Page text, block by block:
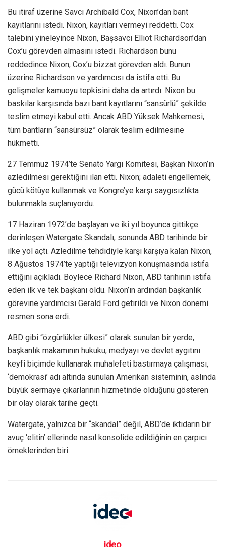
Bu itiraf üzerine Savcı Archibald Cox, Nixon’dan bant
kayıtlarını istedi. Nixon, kayıtları vermeyi reddetti. Cox
talebini yineleyince Nixon, Başsavcı Elliot Richardson’dan
Cox’u görevden almasını istedi. Richardson bunu
reddedince Nixon, Cox’u bizzat görevden aldı. Bunun
üzerine Richardson ve yardımcısı da istifa etti. Bu
gelişmeler kamuoyu tepkisini daha da artırdı. Nixon bu
baskılar karşısında bazı bant kayıtlarını “sansürlü” şekilde
teslim etmeyi kabul etti. Ancak ABD Yüksek Mahkemesi,
tüm bantların “sansürsüz” olarak teslim edilmesine
hükmetti.
27 Temmuz 1974’te Senato Yargı Komitesi, Başkan Nixon’ın
azledilmesi gerektiğini ilan etti. Nixon; adaleti engellemek,
gücü kötüye kullanmak ve Kongre’ye karşı saygısızlıkta
bulunmakla suçlanıyordu.
17 Haziran 1972’de başlayan ve iki yıl boyunca gittikçe
derinleşen Watergate Skandalı, sonunda ABD tarihinde bir
ilke yol açtı. Azledilme tehdidiyle karşı karşıya kalan Nixon,
8 Ağustos 1974’te yaptığı televizyon konuşmasında istifa
ettiğini açıkladı. Böylece Richard Nixon, ABD tarihinin istifa
eden ilk ve tek başkanı oldu. Nixon’ın ardından başkanlık
görevine yardımcısı Gerald Ford getirildi ve Nixon dönemi
resmen sona erdi.
ABD gibi “özgürlükler ülkesi” olarak sunulan bir yerde,
başkanlık makamının hukuku, medyayı ve devlet aygıtını
keyfî biçimde kullanarak muhalefeti bastırmaya çalışması,
‘demokrasi’ adı altında sunulan Amerikan sisteminin, aslında
büyük sermaye çıkarlarının hizmetinde olduğunu gösteren
bir olay olarak tarihe geçti.
Watergate, yalnızca bir “skandal” değil, ABD’de iktidarın bir
avuç ‘elitin’ ellerinde nasıl konsolide edildiğinin en çarpıcı
örneklerinden biri.
ideo